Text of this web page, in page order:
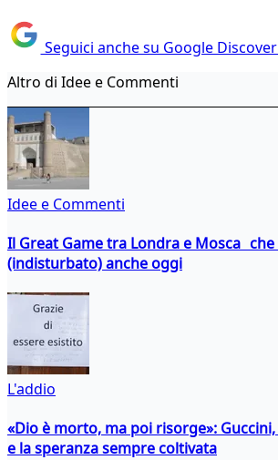
Seguici anche su Google
Altro di Idee e Commenti
Idee e Commenti
Il Great Game tra Londra e Mosca
(indisturbato) anche oggi
L'addio
«Dio è morto, ma poi risorge»:
e la speranza sempre coltivata